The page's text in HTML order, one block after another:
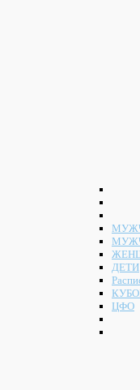
ДЕТИ
ЦФО